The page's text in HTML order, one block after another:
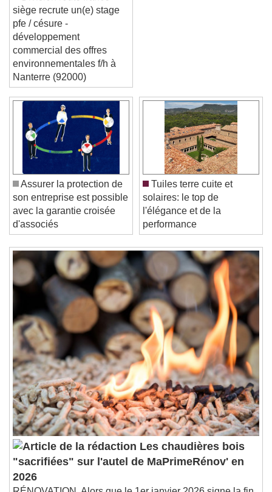
Video Player is loading.
Play Video
Play
Skip Backward
Skip Forward
Unmute
Current Time0:00
-:-
Loaded:0%
Stream Type LIVE
Seek to live, currently behind live LIVE
Remaining Time
Playback Rate
Chapters
Chapters
Descriptions
descriptions off, selected
subtitles settings, opens subtitles
settings dialog
subtitles off, selected
Audio Track
Picture-in-Picture
Fullscreen
This is a modal window.
Beginning of dialog window. Escape will cancel
and close the window.
Division route france
siège recrute un(e) stage
pfe / césure -
développement
commercial des offres
environnementales f/h à
Nanterre (92000)
Assurer la protection de
son entreprise est possible
avec la garantie croisée
d'associés
Tuiles terre cuite et
solaires: le top de
l'élégance et de la
performance
Les chaudières bois
"sacrifiées" sur l'autel de MaPrimeRénov' en
2026